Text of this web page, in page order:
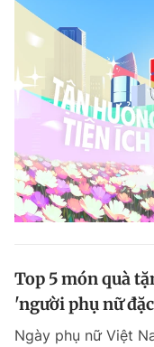
Top 5 món quà
'người phụ nữ
Ngày phụ nữ Việt